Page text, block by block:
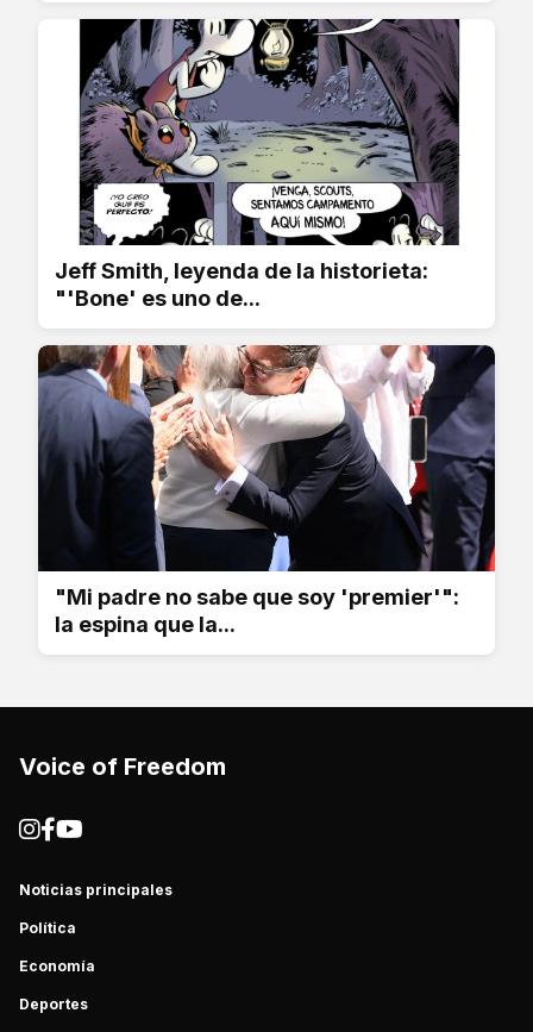
Jeff Smith, leyenda de la historieta:
"'Bone' es uno de...
"Mi padre no sabe que soy 'premier'":
la espina que la...
Voice of Freedom
Noticias principales
Política
Economía
Deportes